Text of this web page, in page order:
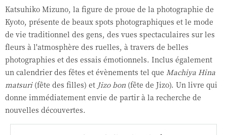
Katsuhiko Mizuno, la figure de proue de la photographie de
Kyoto, présente de beaux spots photographiques et le mode
de vie traditionnel des gens, des vues spectaculaires sur les
fleurs à l'atmosphère des ruelles, à travers de belles
photographies et des essais émotionnels. Inclus également
un calendrier des fêtes et évènements tel que Machiya Hina
matsuri(fête des filles) et Jizo bon (fête de Jizo). Un livre qui
donne immédiatement envie de partir à la recherche de
nouvelles découvertes.